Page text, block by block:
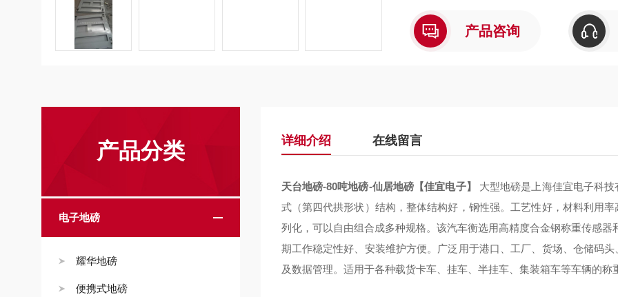
产品咨询
产品分类
电子地磅
耀华地磅
便携式地磅
详细介绍 在线留言
天台地磅-80吨地磅-仙居地磅【佳宜电子】 大型地磅是上海佳宜电子科
式（第四代拱形状）结构，整体结构好，钢性强。工艺性好，材料利用
列化，可以自由组合成多种规格。该汽车衡选用高精度合金钢称重传感
期工作稳定性好、安装维护方便。广泛用于港口、工厂、货场、仓储码
及数据管理。适用于各种载货卡车、挂车、半挂车、集装箱车等车辆的称